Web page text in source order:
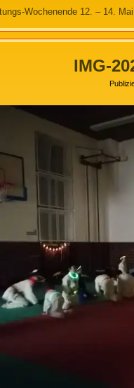
Wochenende 12. – 14.
IMG-